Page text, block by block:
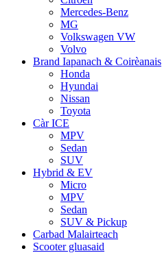
Mercedes-Benz
MG
Volkswagen VW
Volvo
Brand Iapanach & Coirèanais
Honda
Hyundai
Nissan
Toyota
Càr ICE
MPV
Sedan
SUV
Hybrid & EV
Micro
MPV
Sedan
SUV & Pickup
Carbad Malairteach
Scooter gluasaid